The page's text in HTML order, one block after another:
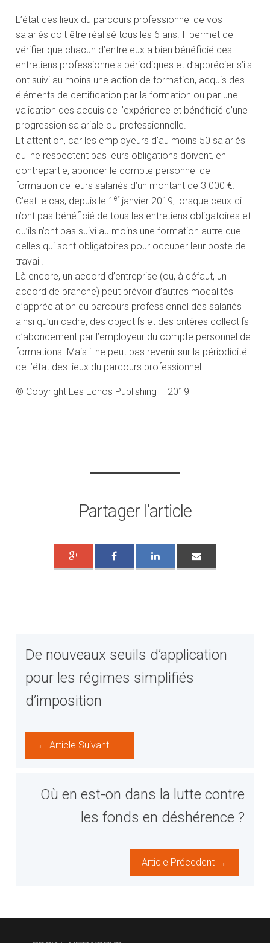
L’état des lieux du parcours professionnel de vos
salariés doit être réalisé tous les 6 ans. Il permet de
vérifier que chacun d’entre eux a bien bénéficié des
entretiens professionnels périodiques et d’apprécier s’ils
ont suivi au moins une action de formation, acquis des
éléments de certification par la formation ou par une
validation des acquis de l’expérience et bénéficié d’une
progression salariale ou professionnelle.
Et attention, car les employeurs d’au moins 50 salariés
qui ne respectent pas leurs obligations doivent, en
contrepartie, abonder le compte personnel de
formation de leurs salariés d’un montant de 3 000 €.
C’est le cas, depuis le 1er janvier 2019, lorsque ceux-ci
n’ont pas bénéficié de tous les entretiens obligatoires et
qu’ils n’ont pas suivi au moins une formation autre que
celles qui sont obligatoires pour occuper leur poste de
travail.
Là encore, un accord d’entreprise (ou, à défaut, un
accord de branche) peut prévoir d’autres modalités
d’appréciation du parcours professionnel des salariés
ainsi qu’un cadre, des objectifs et des critères collectifs
d’abondement par l’employeur du compte personnel de
formations. Mais il ne peut pas revenir sur la périodicité
de l’état des lieux du parcours professionnel.
© Copyright Les Echos Publishing – 2019
Partager l'article
De nouveaux seuils d’application
pour les régimes simplifiés
d’imposition
← Article Suivant
Où en est-on dans la lutte contre
les fonds en déshérence ?
Article Précedent →